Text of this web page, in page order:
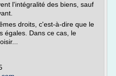
l'intégralité des biens, sauf
droits, c'est-à-dire que le
égales. Dans ce cas, le